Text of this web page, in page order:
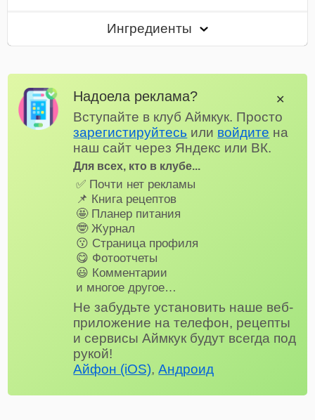
Ингредиенты
Надоела реклама?
Вступайте в клуб Аймкук. Просто
зарегистируйтесь или войдите на
наш сайт через Яндекс или ВК.
Для всех, кто в клубе...
✅ Почти нет рекламы
📌 Книга рецептов
🤩 Планер питания
🤓 Журнал
😗 Страница профиля
😋 Фотоотчеты
😃 Комментарии
и многое другое…
Не забудьте установить наше веб-
приложение на телефон, рецепты
и сервисы Аймкук будут всегда под
рукой!
Айфон (iOS),Андроид
✕